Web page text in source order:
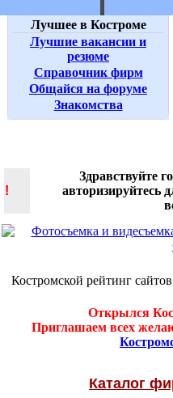
Лучшее в Костроме
Лучшие вакансии и
резюме
Справочник фирм
Общайся на форуме
Знакомства
!
Здравствуйте
авторизируйтесь
Костромской рейтинг сайтов
Открылся
Приглашаем всех
Каталог